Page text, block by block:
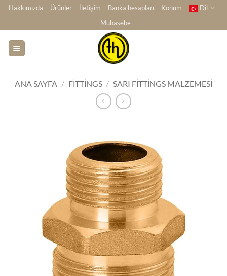
İçeriğe
Hakkımızda Ürünler İletişim Banka hesapları Konum
Dil
Muhasebe
ANA SAYFA / FITTINGS / SARI FITTINGS MALZEMESI